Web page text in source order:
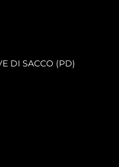
DI SACCO (PD)